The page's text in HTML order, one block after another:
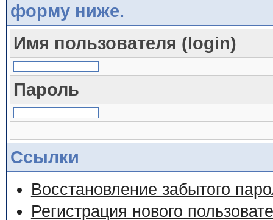
форму ниже.
Имя пользователя (login)
Пароль
Ссылки
Восстановление забытого
Регистрация нового